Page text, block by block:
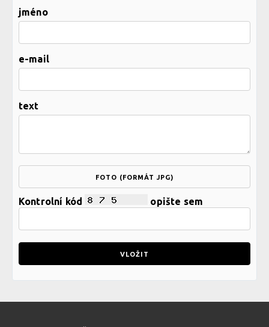
jméno
e-mail
text
FOTO (FORMÁT JPG)
Kontrolní kód opište sem